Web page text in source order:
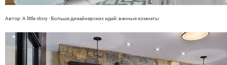
Автор: A little story- Больше дизайнерских идей:ванные комнаты